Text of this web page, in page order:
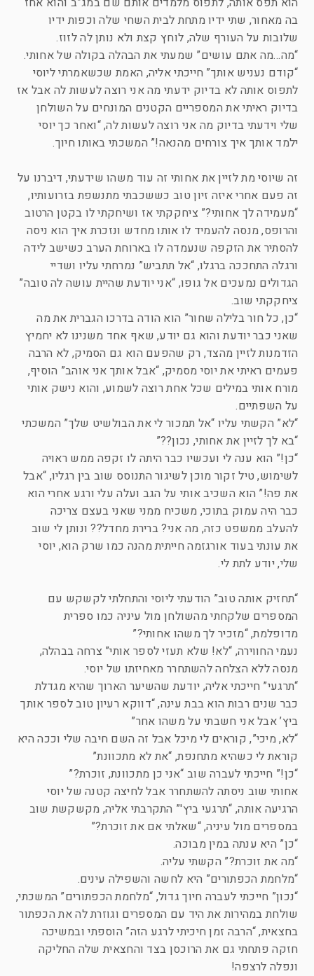
בה מאחור, שתי ידיו מתחת לבית השחי שלה וכפות ידיו
שלובות על העורף שלה, לוחץ קצת ולא נותן לה לזוז.
“מה…מה אתם עושים” שמעתי את הבהלה בקולה של אחותי.
“קודם נעניש אותך” חייכתי אליה, האמת שכשאמרתי ליוסי
לתפוס אותה לא בדיוק ידעתי מה אני רוצה לעשות לה אבל אז
בדיוק ראיתי את המספריים הקטנים המונחים על השולחן
שלי וידעתי בדיוק מה אני רוצה לעשות לה, “ואחר כך יוסי
ילמד אותך איך צורחים מהנאה!” המשכתי באותו חיוך.
זה שיוסי מת לזיין את אחותי זה עוד משהו שידעתי, דיברנו על
זה פעם אחרי איזה זיון טוב כששכבתי מתנשפת בזרועותיו,
“מעמידה לך אחותי?” ציחקקתי אז ושיחקתי לו בקטן הרטוב
והרופס, מנסה להעמיד לו אותו מחדש ונזכרת איך הוא ניסה
להסתיר את הזקפה שנעמדה לו בארוחת הערב כשישב לידה
ורגלה התחככה ברגלו, “אל תתביש” נמרחתי עליו ושדיי
הגדולים נמעכים אל גופו, “אני יודעת שהיית עושה לה טובה”
ציחקקתי שוב.
“כן, כל חור בלילה שחור” הוא הודה בדרכו הגברית את מה
שאני כבר יודעת והוא גם יודע, שאף אחד משנינו לא יחמיץ
הזדמנות לזיין מהצד, רק שהפעם הוא גם הסמיק, לא הרבה
פעמים ראיתי את יוסי מסמיק, “אבל אותך אני אוהב” הוסיף,
מורח אותי במילים שכל אחת רוצה לשמוע, והוא נישק אותי
על השפתיים.
“לא” הקשתי עליו “אל תמכור לי את הבולשיט שלך” המשכתי
“בא לך לזיין את אחותי, נכון??”
“כן!” הוא ענה לי ועכשיו כבר היתה לו זקפה ממש ראויה
לשימוש, טיל זקור מוכן לשיגור התנוסס שוב בין רגליו, “אבל
את פה!” הוא השכיב אותי על הגב ועלה עלי ורגע אחרי הוא
כבר היה עמוק בתוכי, משכיח ממני שאני בעצם צריכה
להעלב ממשפט כזה, מה אני? ברירת מחדל?? ונותן לי שוב
את עונתי בעוד אורגזמה חייתית מהנה כמו שרק הוא, יוסי
שלי, יודע לתת לי.
“תחזיק אותה טוב” הודעתי ליוסי והתחלתי לקשקש עם
המספרים שלקחתי מהשולחן מול עיניה כמו ספרית
מדופלמת, “מזכיר לך משהו אחותי?”
נעמי החווירה, “לא! שלא תעזי לספר אותי” צרחה בבהלה,
מנסה ללא הצלחה להשתחרר מאחיזתו של יוסי.
“תרגעי” חייכתי אליה, יודעת שהשיער הארוך שהיא מגדלת
כבר שנים רבות הוא בבת עינה, “דווקא רעיון טוב לספר אותך
ביץ’ אבל אני חשבתי על משהו אחר”
“לא, מיכי”, קוראים לי מיכל אבל זה השם חיבה שלי וככה היא
קוראת לי כשהיא מתחנפת, “את לא מתכוונת”
“כן!” חייכתי לעברה שוב “אני כן מתכוונת, זוכרת?”
אחותי שוב ניסתה להשתחרר אבל לחיצה קטנה של יוסי
הרגיעה אותה, “תרגעי ביץ'” התקרבתי אליה, מקשקשת שוב
במספרים מול עיניה, “שאלתי אם את זוכרת?”
“כן” היא ענתה במין מבוכה.
“מה את זוכרת?” הקשתי עליה.
“מלחמת הכפתורים” היא לחשה והשפילה עינים.
“נכון” חייכתי לעברה חיוך גדול, “מלחמת הכפתורים” המשכתי,
שולחת במהירות את היד עם המספרים וגוזרת לה את הכפתור
בחצאית, “הרבה זמן חיכיתי לרגע הזה” הוספתי ובמשיכה
חזקה פתחתי גם את הרוכסן בצד והחצאית שלה החליקה
ונפלה לרצפה!